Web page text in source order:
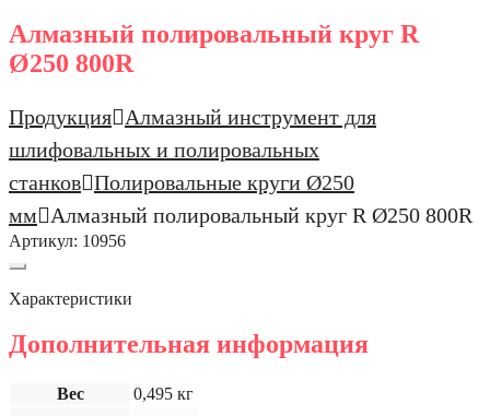
Алмазный полировальный круг R
Ø250 800R
Продукция
Алмазный инструмент для
шлифовальных и полировальных
станков Полировальные круги Ø250
мм
Алмазный полировальный круг R Ø250 800R
Артикул: 10956
Характеристики
Дополнительная информация
Вес 0,495 кг